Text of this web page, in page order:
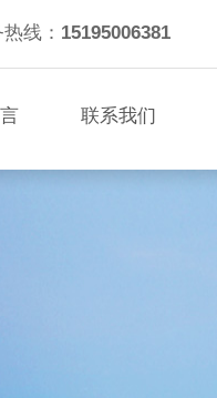
线： 15195006381
联系我们